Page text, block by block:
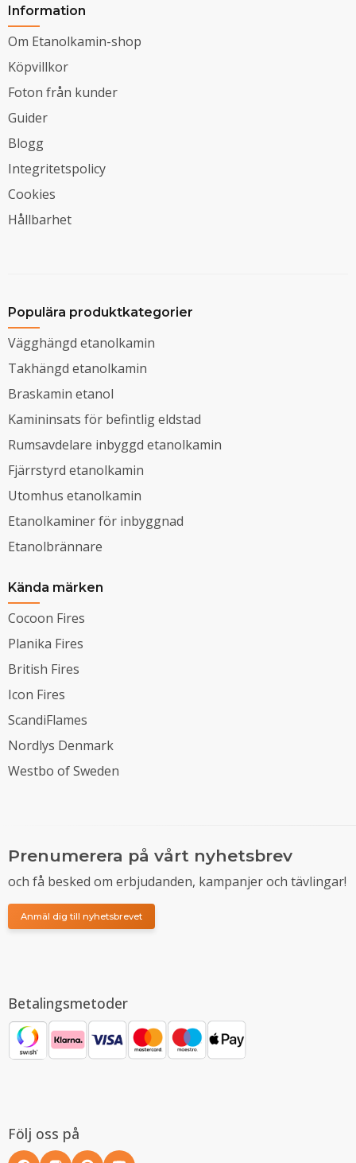
Information
Om Etanolkamin-shop
Köpvillkor
Foton från kunder
Guider
Blogg
Integritetspolicy
Cookies
Hållbarhet
Populära produktkategorier
Vägghängd etanolkamin
Takhängd etanolkamin
Braskamin etanol
Kamininsats för befintlig eldstad
Rumsavdelare inbyggd etanolkamin
Fjärrstyrd etanolkamin
Utomhus etanolkamin
Etanolkaminer för inbyggnad
Etanolbrännare
Kända märken
Cocoon Fires
Planika Fires
British Fires
Icon Fires
ScandiFlames
Nordlys Denmark
Westbo of Sweden
Prenumerera på vårt nyhetsbrev
och få besked om erbjudanden, kampanjer och tävlingar!
Anmäl dig till nyhetsbrevet
Betalingsmetoder
Följ oss på